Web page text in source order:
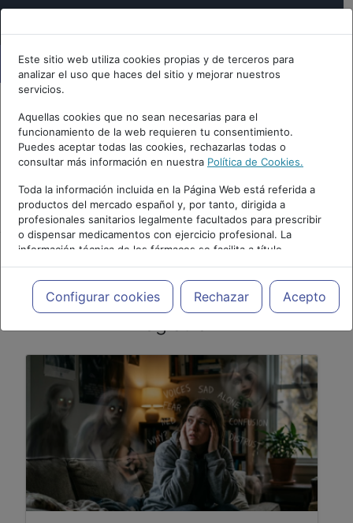
Este sitio web utiliza cookies propias y de terceros para
analizar el uso que haces del sitio y mejorar nuestros
servicios.
Aquellas cookies que no sean necesarias para el
funcionamiento de la web requieren tu consentimiento.
Puedes aceptar todas las cookies, rechazarlas todas o
consultar más información en nuestra Política de Cookies.
Toda la información incluida en la Página Web está referida a
productos del mercado español y, por tanto, dirigida a
profesionales sanitarios legalmente facultados para prescribir
o dispensar medicamentos con ejercicio profesional. La
información técnica de los fármacos se facilita a título
meramente informativo, siendo responsabilidad de los
profesionales facultados prescribir medicamentos y decidir, en
cada caso concreto, el tratamiento más adecuado a las
necesidades del paciente.
Configurar cookies Rechazar Acepto
PUBLICIDAD
Artículos y noticias sobre